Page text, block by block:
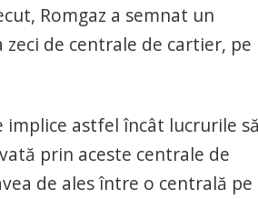
Romgaz a semnat un
de centrale de cartier, pe
implice astfel încât lucrurile
prin aceste centrale de
de ales între o centrală pe